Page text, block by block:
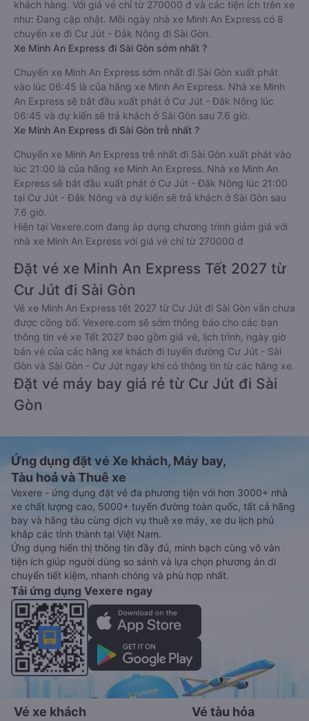
khách hàng. Với giá vé chỉ từ 270000 đ và các tiện ích trên xe
như: Đang cập nhật. Mỗi ngày nhà xe Minh An Express có 8
chuyến xe đi Cư Jút - Đắk Nông đi Sài Gòn.
Xe Minh An Express đi Sài Gòn sớm nhất ?
Chuyến xe Minh An Express sớm nhất đi Sài Gòn xuất phát
vào lúc 06:45 là của hãng xe Minh An Express. Nhà xe Minh
An Express sẽ bắt đầu xuất phát ở Cư Jút - Đắk Nông lúc
06:45 và dự kiến sẽ trả khách ở Sài Gòn sau 7.6 giờ.
Xe Minh An Express đi Sài Gòn trễ nhất ?
Chuyến xe Minh An Express trễ nhất đi Sài Gòn xuất phát vào
lúc 21:00 là của hãng xe Minh An Express. Nhà xe Minh An
Express sẽ bắt đầu xuất phát ở Cư Jút - Đắk Nông lúc 21:00
tại Cư Jút - Đắk Nông và dự kiến sẽ trả khách ở Sài Gòn sau
7.6 giờ.
Hiện tại Vexere.com đang áp dụng chương trình giảm giá với
nhà xe Minh An Express với giá vé chỉ từ 270000 đ
Đặt vé xe Minh An Express Tết 2027 từ
Cư Jút đi Sài Gòn
Vé xe Minh An Express tết 2027 từ Cư Jút đi Sài Gòn vẫn chưa
được công bố. Vexere.com sẽ sớm thông báo cho các bạn
thông tin vé xe Tết 2027 bao gồm giá vé, lịch trình, ngày giờ
bán vé của các hãng xe khách đi tuyến đường Cư Jút - Sài
Gòn và Sài Gòn - Cư Jút ngay khi có thông tin từ các hãng xe.
Đặt vé máy bay giá rẻ từ Cư Jút đi Sài
Gòn
Ứng dụng đặt vé Xe khách, Máy bay,
Tàu hoả và Thuê xe
Vexere - ứng dụng đặt vé đa phương tiện với hơn 3000+ nhà
xe chất lượng cao, 5000+ tuyến đường toàn quốc, tất cả hãng
bay và hãng tàu cùng dịch vụ thuê xe máy, xe du lịch phủ
khắp các tỉnh thành tại Việt Nam.
Ứng dụng hiển thị thông tin đầy đủ, minh bạch cùng vô vàn
tiện ích giúp người dùng so sánh và lựa chọn phương án di
chuyển tiết kiệm, nhanh chóng và phù hợp nhất.
Tải ứng dụng Vexere ngay
Vé xe khách Vé tàu hỏa